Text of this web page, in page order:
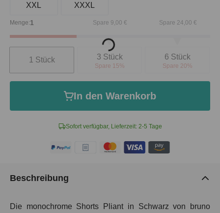
Sofort verfügbar, Lieferzeit: 2-5 Tage
XXL XXXL
Loading...
Menge:1 Spare 9,00 € Spare 24,00 €
1 Stück
3 Stück
Spare 15%
6 Stück
Spare 20%
In den Warenkorb
Beschreibung
Die monochrome Shorts Pliant in Schwarz von bruno